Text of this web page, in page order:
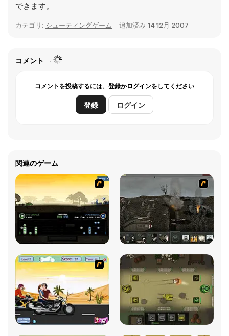
できます。
カテゴリ: シューティングゲーム 追加済み 14 12月 2007
コメント
コメントを投稿するには、登録かログインをしてください
登録 ログイン
関連のゲーム